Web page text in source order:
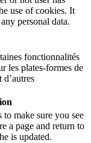
use of cookies. It
personal data.
fonctionnalités
les plates-formes de
make sure you see
a page and return to
is updated.